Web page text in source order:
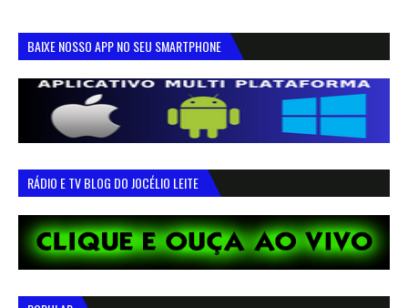
BAIXE NOSSO APP NO SEU SMARTPHONE
RÁDIO E TV BLOG DO JOCÉLIO LEITE